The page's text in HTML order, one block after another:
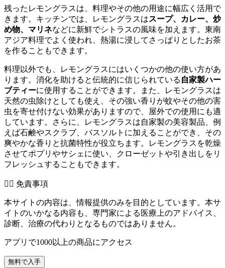
残ったレモングラスは、料理やその他の用途に幅広く活用で
きます。キッチンでは、レモングラスはスープ、カレー、炒
め物、マリネなどに新鮮でシトラスの風味を加えます。東南
アジア料理でよく使われ、熱湯に浸してさっぱりとしたお茶
を作ることもできます。
料理以外でも、レモングラスにはいくつかの他の使い方があ
ります。消化を助けると伝統的に信じられている 自家製ハー
ブティーに使用することができます。また、レモングラスは
天然の虫除けとしても使え、その強い香りが蚊やその他の害
虫を寄せ付けない効果がありますので、屋外での使用にも適
しています。さらに、レモングラスは自家製の美容製品、例
えば石鹸やスクラブ、バスソルトに加えることができ、その
爽やかな香りと抗菌特性が役立ちます。レモングラスを乾燥
させてポプリやサシェに使い、クローゼットや引き出しをリ
フレッシュすることもできます。
👨‍⚕️️ 免責事項
本サイトの内容は、情報提供のみを目的としています。本サ
イトのいかなる内容も、専門家による医療上のアドバイス、
診断、治療の代わりとなるものではありません。
アプリで1000以上の商品にアクセス
無料で入手